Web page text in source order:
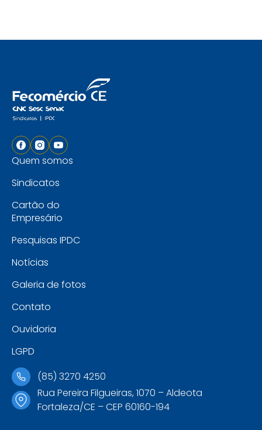
Quem somos
Sindicatos
Cartão do
Empresário
Pesquisas IPDC
Notícias
Galeria de fotos
Contato
Ouvidoria
LGPD
(85) 3270 4250
Rua Pereira Filgueiras, 1070 – Aldeota
Fortaleza/CE – CEP 60160-194